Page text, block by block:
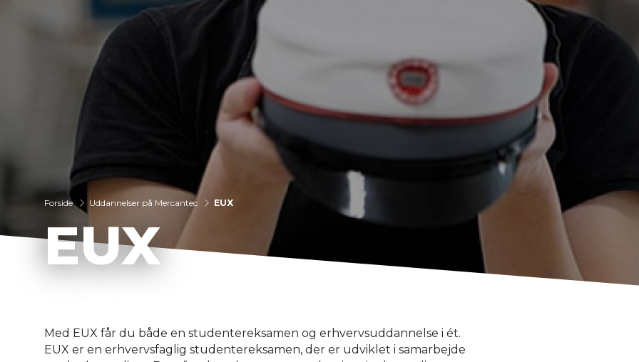
Forside Uddannelser på Mercantec EUX
EUX
Med EUX får du både en studentereksamen og erhvervsuddannelse i ét.
EUX er en erhvervsfaglig studentereksamen, der er udviklet i samarbejde